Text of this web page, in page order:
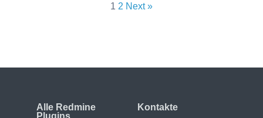
1 2 Next »
Alle Redmine
Plugins
Kontakte